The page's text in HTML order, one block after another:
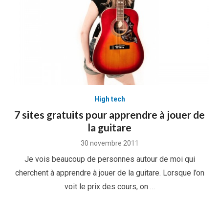
High tech
7 sites gratuits pour apprendre à jouer de
la guitare
Posted
30 novembre 2011
Je vois beaucoup de personnes autour de moi qui
cherchent à apprendre à jouer de la guitare. Lorsque l’on
voit le prix des cours, on …